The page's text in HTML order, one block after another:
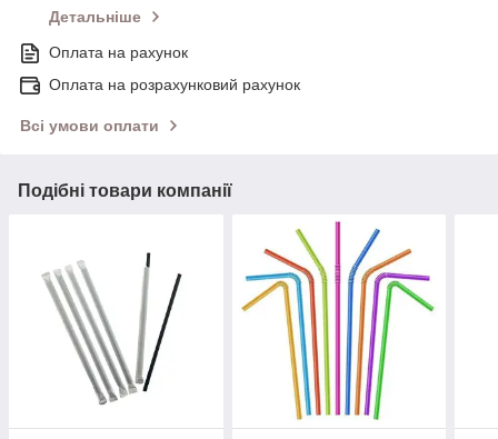
Детальніше
Оплата на рахунок
Оплата на розрахунковий рахунок
Всі умови оплати
Подібні товари компанії